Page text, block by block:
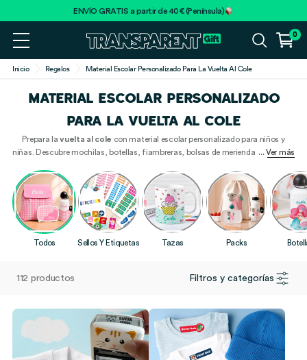
ENVÍO GRATIS a partir de 40€ (Península)
0
Inicio Regalos Material Escolar Personalizado Para La Vuelta Al Cole
MATERIAL ESCOLAR PERSONALIZADO
PARA LA VUELTA AL COLE
... Ver más
Prepara lavuelta al cole con material escolar personalizado para niños y
niñas. Descubre mochilas, botellas, fiambreras, bolsas de merienda, estuches,
infantiles para la guardería, la escuela infantil y el colegio.
Todos Sellos Y Etiquetas Tazas Packs
112 productos Filtros y categorías